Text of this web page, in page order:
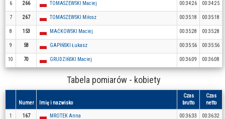
6 266 TOMASZEWSKI Maciej 00:34:26 00:34:25
7 267 TOMASZEWSKI Miłosz 00:35:18 00:35:18
8 153 MAĆKOWSKI Maciej 00:35:28 00:35:28
9 58 GAPIŃSKI Łukasz 00:35:56 00:35:56
10 70 GRUDZIŃSKI Maciej 00:36:09 00:36:08
Tabela pomiarów - kobiety
Numer Imię i nazwisko
Czas
brutto
Czas
netto
1 167 MROTEK Anna 00:36:33 00:36:32